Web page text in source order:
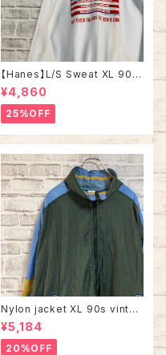
【Hanes】L/S Sweat XL 90s
ヘインズ スウェット トレーナー
星条旗 企業モノ vintage ヴィ
ンテージ アメリカ USA 古着
¥4,860
25%OFF
Nylon jacket XL 90s vintag
e ナイロンジャケット マルチカラ
ー 切替 ウインドブレーカー レ
トロ 古着
¥5,184
20%OFF